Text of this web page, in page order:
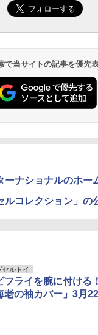
で当サイトの記事を優先
ーナショナルのホー
ルコレクション」の
セルトイ
フライを腕に付ける
老の袖カバー」3月